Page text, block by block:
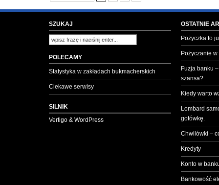
SZUKAJ
POLECAMY
Statystyka w zakładach bukmacherskich
Ciekawe serwisy
SILNIK
Vertigo & WordPress
OSTATNIE
Pożyczka to
Pożyczanie
Fuzja banku
szansa?
Kiedy warto
Lombard
gotówkę.
Chwilówki –
Kredyty
Konto w
Bankowość